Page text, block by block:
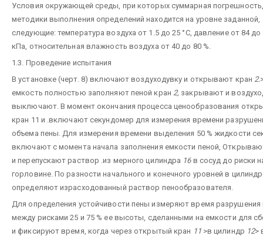
Условия окружающей среды, при которых суммарная
методики выполнения определений находится на уровне заданной,
следующие: температура воздуха от 1.5 до 25 °С, давление от 84 до
кПа, относительная влажность воздуха от 40 до 80 %.
1.3. Проведение испытания
В установке (черт. 8) включают воздуходувку и открывают кран 2.
емкость полностью заполняют пеной кран 2, закрывают и
выключают. В момент окончания процесса ценообразования
кран 11 и .включают секундомер для измерения времени
объема пены. Для измерения времени выделения 50 % жидкости
включают с момента начала заполнения емкости пеной,
и перепускают раствор .из мерного цилиндра 16в сосуд до риски
горловине. По разности начального и конечного уровней в
определяют израсходованный раствор пенообразователя.
Для определения устойчивости пены измеряют время разрушения
между рисками 25 и 75 % ее высоты, сделанными на емкости для
и фиксируют время, когда через открытый кран 11 >в цилиндр 12>